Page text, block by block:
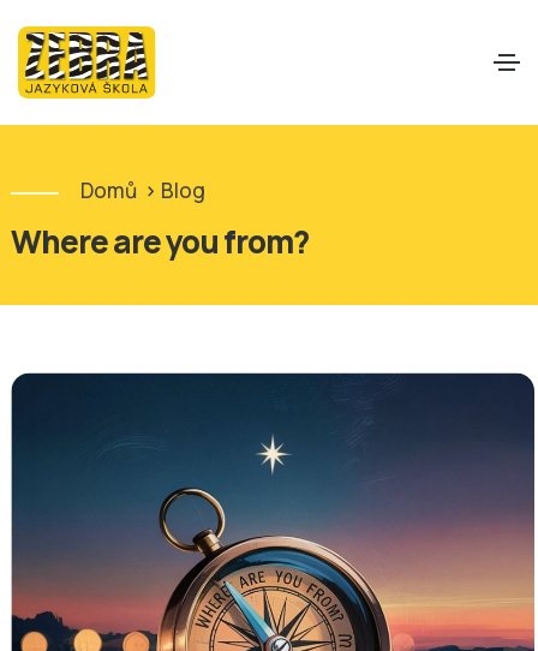
Domů > Blog
Where are you from?